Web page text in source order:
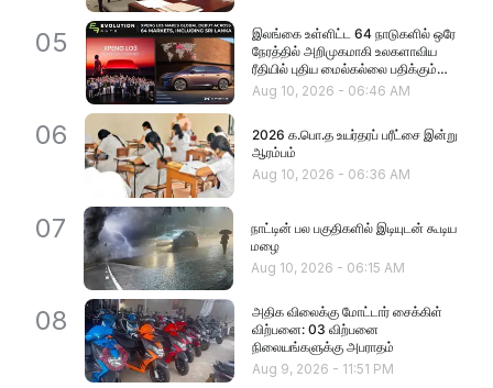
05
இலங்கை உள்ளிட்ட 64 நாடுகளில் ஒரே
நேரத்தில் அறிமுகமாகி உலகளாவிய
ரீதியில் புதிய மைல்கல்லை பதிக்கும்
XPENG L03
Aug 10, 2026 - 06:46 AM
06
2026 க.பொ.த உயர்தரப் பரீட்சை இன்று
ஆரம்பம்
Aug 10, 2026 - 06:36 AM
07
நாட்டின் பல பகுதிகளில் இடியுடன் கூடிய
மழை
Aug 10, 2026 - 06:15 AM
08
அதிக விலைக்கு மோட்டார் சைக்கிள்
விற்பனை: 03 விற்பனை
நிலையங்களுக்கு அபராதம்
Aug 9, 2026 - 11:51 PM